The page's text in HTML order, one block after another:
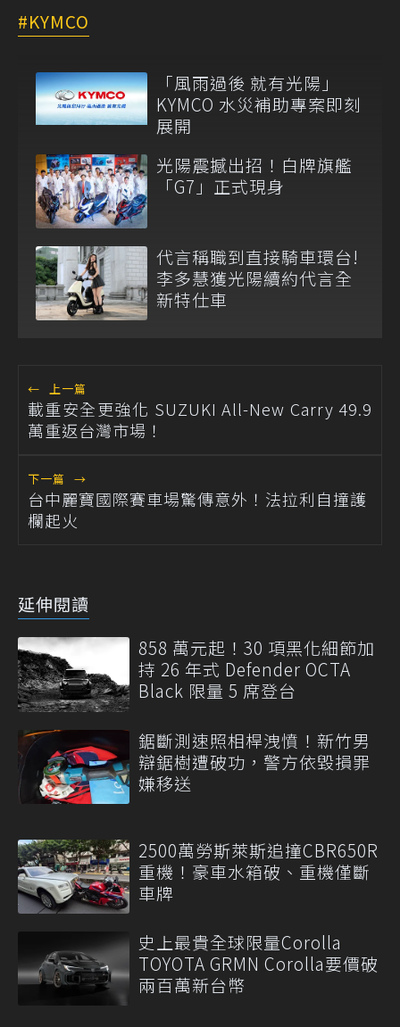
KYMCO
「風雨過後 就有光陽」
KYMCO 水災補助專案即刻
展開
光陽震撼出招！白牌旗艦
「G7」正式現身
代言稱職到直接騎車環台!
李多慧獲光陽續約代言全
新特仕車
← 上一篇
載重安全更強化 SUZUKI All-New Carry 49.9
萬重返台灣市場！
下一篇 →
台中麗寶國際賽車場驚傳意外！法拉利自撞護
欄起火
延伸閱讀
858 萬元起！30 項黑化細節加
持 26 年式 Defender OCTA
Black 限量 5 席登台
鋸斷測速照相桿洩憤！新竹男
辯鋸樹遭破功，警方依毀損罪
嫌移送
2500萬勞斯萊斯追撞CBR650R
重機！豪車水箱破、重機僅斷
車牌
史上最貴全球限量Corolla
TOYOTA GRMN Corolla要價破
兩百萬新台幣